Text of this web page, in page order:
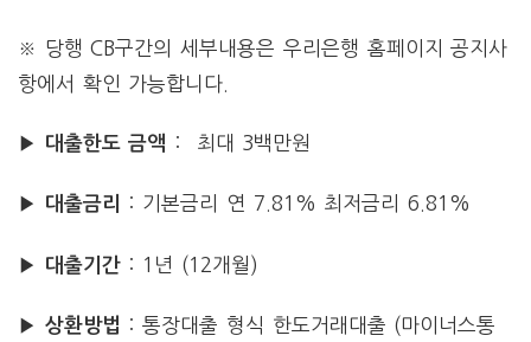
※ 당행 CB구간의 세부내용은 우리은행 홈페이지 공지사
항에서 확인 가능합니다.
▶ 대출한도금액 : 최대 3백만원
▶ 대출금리 : 기본금리 연 7.81% 최저금리 6.81%
▶ 대출기간: 1년 (12개월)
▶ 상환방법 : 통장대출 형식 한도거래대출 (마이너스통